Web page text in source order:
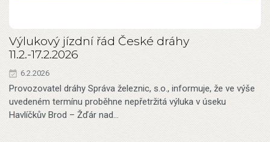
Výlukový jízdní řád České dráhy
11.2.-17.2.2026
6.2.2026
Provozovatel dráhy Správa železnic, s.o., informuje, že ve výše
uvedeném termínu proběhne nepřetržitá výluka v úseku
Havlíčkův Brod – Žďár nad…